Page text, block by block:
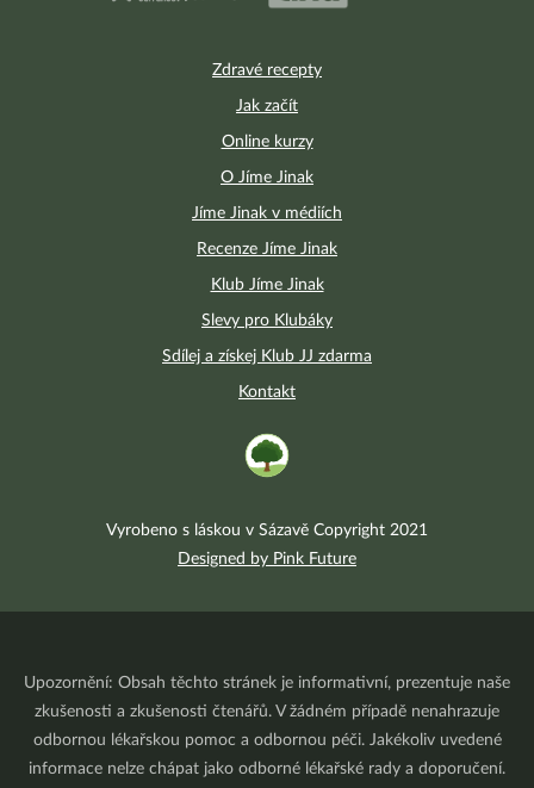
Zdravé recepty
Jak začít
Online kurzy
O Jíme Jinak
Jíme Jinak v médiích
Recenze Jíme Jinak
Klub Jíme Jinak
Slevy pro Klubáky
Sdílej a získej Klub JJ zdarma
Kontakt
Vyrobeno s láskou v Sázavě Copyright 2021
Designed by Pink Future
Upozornění: Obsah těchto stránek je informativní, prezentuje naše
zkušenosti a zkušenosti čtenářů. V žádném případě nenahrazuje
odbornou lékařskou pomoc a odbornou péči. Jakékoliv uvedené
informace nelze chápat jako odborné lékařské rady a doporučení.